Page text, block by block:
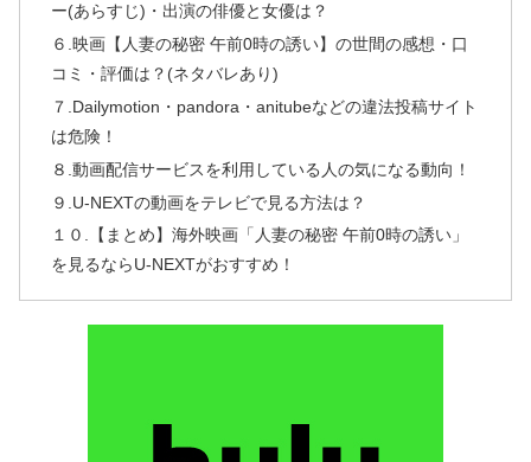
ー(あらすじ)・出演の俳優と女優は？
６.映画【人妻の秘密 午前0時の誘い】の世間の感想・口
コミ・評価は？(ネタバレあり)
７.Dailymotion・pandora・anitubeなどの違法投稿サイト
は危険！
８.動画配信サービスを利用している人の気になる動向！
９.U-NEXTの動画をテレビで見る方法は？
１０.【まとめ】海外映画「人妻の秘密 午前0時の誘い」
を見るならU-NEXTがおすすめ！